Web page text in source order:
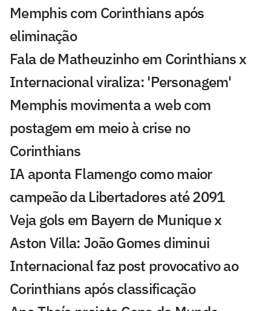
Memphis com Corinthians após
eliminação
Fala de Matheuzinho em Corinthians x
Internacional viraliza: 'Personagem'
Memphis movimenta a web com
postagem em meio à crise no
Corinthians
IA aponta Flamengo como maior
campeão da Libertadores até 2091
Veja gols em Bayern de Munique x
Aston Villa: João Gomes diminui
Internacional faz post provocativo ao
Corinthians após classificação